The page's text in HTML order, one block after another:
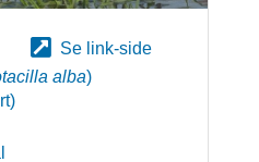
Se link-side
alba)
)